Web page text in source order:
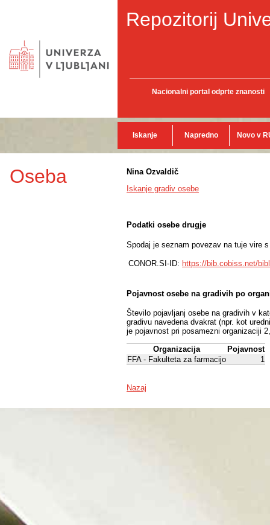
Repozitorij
Nacionalni portal odprte znanosti
Iskanje Napredno Novo v
Oseba
Nina Ozvaldič
Iskanje gradiv osebe
Podatki osebe drugje
Spodaj je seznam povezav na tuje vire
CONOR.SI-ID: https://bib.cobiss.net/
Pojavnost osebe na gradivih po
Število pojavljanj osebe na gradivih v
gradivu navedena dvakrat (npr. kot
je pojavnost pri posamezni organizaciji
Organizacija
Pojavnost
FFA - Fakulteta za farmacijo
1
Nazaj